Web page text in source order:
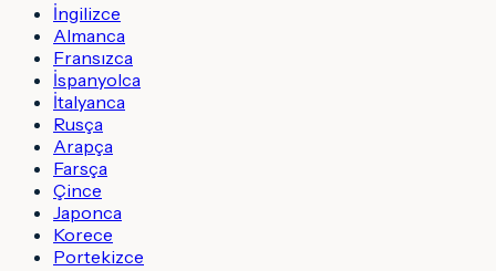
İngilizce
Almanca
Fransızca
İspanyolca
İtalyanca
Rusça
Arapça
Farsça
Çince
Japonca
Korece
Portekizce